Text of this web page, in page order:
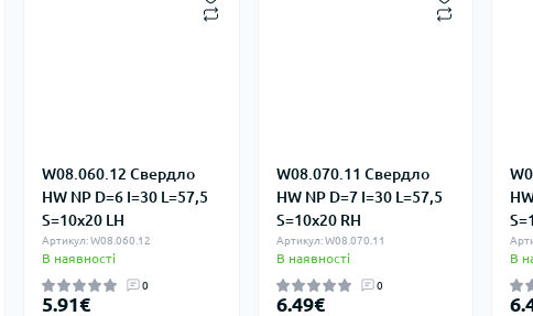
W08.060.12 Свердло
HW NP D=6 I=30 L=57,5
S=10x20 LH
Артикул: W08.060.12
В наявності
0
5.91€
W08.070.11 Свердло
HW NP D=7 I=30 L=57,5
S=10x20 RH
Артикул: W08.070.11
В наявності
0
6.49€
В